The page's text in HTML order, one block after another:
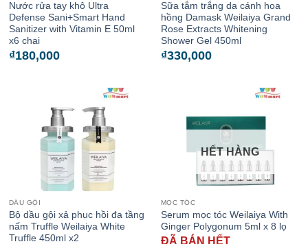
Nước rửa tay khô Ultra
Defense Sani+Smart Hand
Sanitizer with Vitamin E 50ml
x6 chai
₫180,000
Sữa tắm trắng da cánh hoa
hồng Damask Weilaiya Grand
Rose Extracts Whitening
Shower Gel 450ml
₫330,000
DẦU GỘI
Bộ dầu gội xả phục hồi đa tầng
nấm Truffle Weilaiya White
Truffle 450ml x2
HẾT HÀNG
MỌC TÓC
Serum mọc tóc Weilaiya With
Ginger Polygonum 5ml x 8 lọ
ĐÃ BÁN HẾT